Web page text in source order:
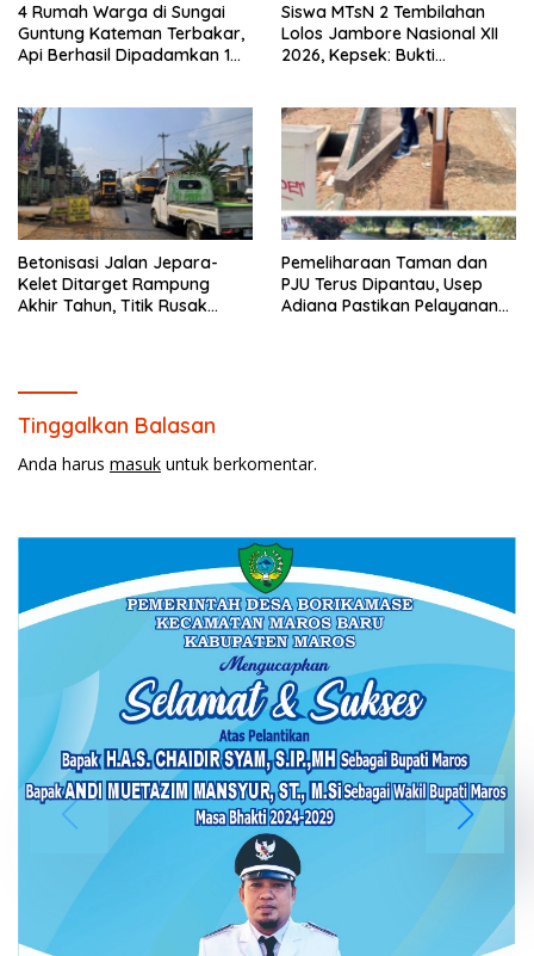
4 Rumah Warga di Sungai
Guntung Kateman Terbakar,
Api Berhasil Dipadamkan 1
Siswa MTsN 2 Tembilahan
Lolos Jambore Nasional XII
2026, Kepsek: Bukti
Betonisasi Jalan Jepara-
Kelet Ditarget Rampung
Akhir Tahun, Titik Rusak
Pemeliharaan Taman dan
PJU Terus Dipantau, Usep
Adiana Pastikan Pelayanan
Tinggalkan Balasan
Anda harus masuk untuk berkomentar.